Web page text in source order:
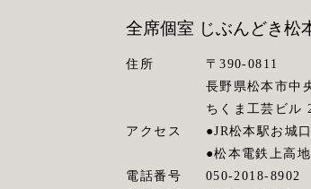
全席個室 じぶんどき松
住所
〒390-0811
長野県松本市中
ちくま工芸ビル
アクセス
●JR松本駅お城
●松本電鉄上高
電話番号
050-2018-8902